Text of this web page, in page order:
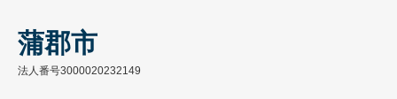
蒲郡市
法人番号3000020232149